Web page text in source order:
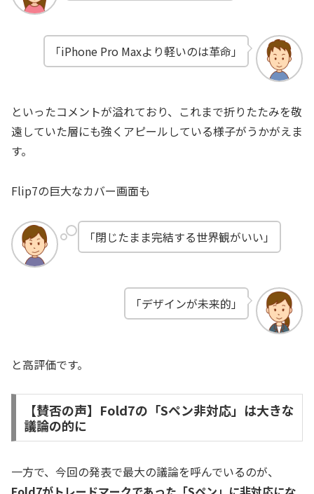
「iPhone Pro Maxより軽いのは革命」
といったコメントが溢れており、これまで折りたたみを敬
遠していた層にも強くアピールしている様子がうかがえま
す。
Flip7の巨大なカバー画面も
「閉じたまま完結する世界観がいい」
「デザインが未来的」
と高評価です。
【賛否の声】Fold7の「Sペン非対応」は大きな
議論の的に
一方で、今回の発表で最大の議論を呼んでいるのが、